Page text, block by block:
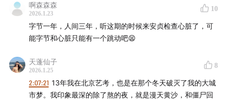
张一鸣知名的一条微博
啊森森森
2026.1.23
10
字节一年，人间三年，听这期的时候来安贞检查心脏了，可
能字节和心脏只能有一个跳动吧😫
天蓬仙子
2026.1.25
8
2:07:21 13年我在北京艺考，也是在那个冬天破灭了我的大城
市梦。我印象最深的除了熬的夜，就是漫天黄沙，和僵尸回